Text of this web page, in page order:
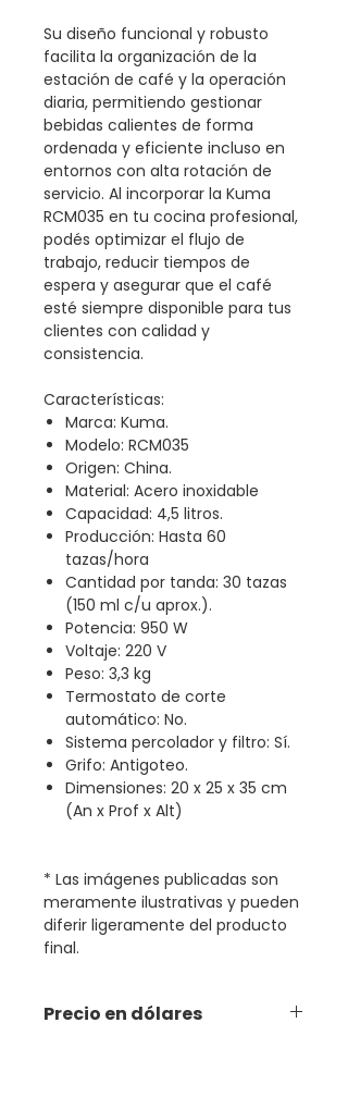
Su diseño funcional y robusto
facilita la organización de la
estación de café y la operación
diaria, permitiendo gestionar
bebidas calientes de forma
ordenada y eficiente incluso en
entornos con alta rotación de
servicio. Al incorporar la Kuma
RCM035 en tu cocina profesional,
podés optimizar el flujo de
trabajo, reducir tiempos de
espera y asegurar que el café
esté siempre disponible para tus
clientes con calidad y
consistencia.
Características:
Marca: Kuma.
Modelo: RCM035
Origen: China.
Material: Acero inoxidable
Capacidad: 4,5 litros.
Producción: Hasta 60
tazas/hora
Cantidad por tanda: 30 tazas
(150 ml c/u aprox.).
Potencia: 950 W
Voltaje: 220 V
Peso: 3,3 kg
Termostato de corte
automático: No.
Sistema percolador y filtro: Sí.
Grifo: Antigoteo.
Dimensiones: 20 x 25 x 35 cm
(An x Prof x Alt)
* Las imágenes publicadas son
meramente ilustrativas y pueden
diferir ligeramente del producto
final.
Precio en dólares